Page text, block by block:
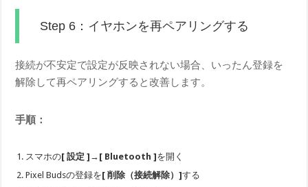
Step 6：イヤホンを再ペアリングする
接続が不安定で設定が反映されない場合、いったん登録を
解除して再ペアリングすると改善します。
手順：
スマホの[ 設定 ] → [ Bluetooth ]を開く
Pixel Budsの登録を[ 削除（接続解除）]する